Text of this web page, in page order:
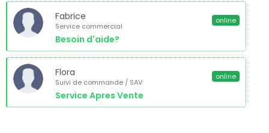
Fabrice
Service commercial
Besoin d'aide?
online
Flora
Suivi de commande / SAV
Service Apres Vente
online